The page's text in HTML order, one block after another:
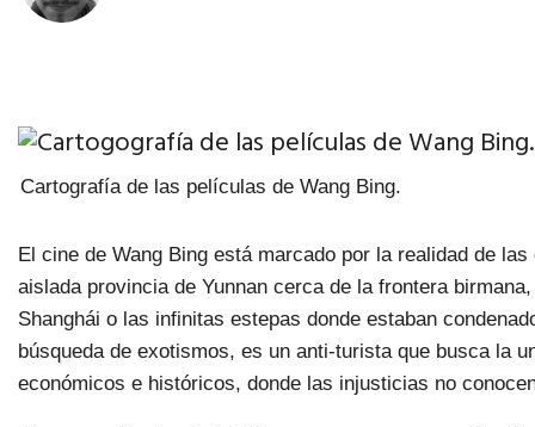
Cartografía de las películas de Wang Bing.
El cine de Wang Bing está marcado por la realidad de
aislada provincia de Yunnan cerca de la frontera
Shanghái o las infinitas estepas donde estaban
búsqueda de exotismos, es un anti-turista que busca la
económicos e históricos, donde las injusticias no